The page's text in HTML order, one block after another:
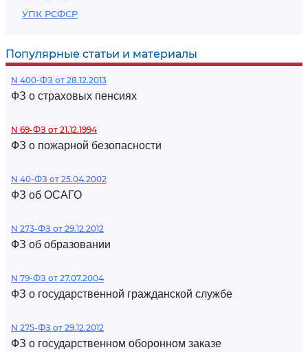
УПК РСФСР
Популярные статьи и материалы
N 400-ФЗ от 28.12.2013
ФЗ о страховых пенсиях
N 69-ФЗ от 21.12.1994
ФЗ о пожарной безопасности
N 40-ФЗ от 25.04.2002
ФЗ об ОСАГО
N 273-ФЗ от 29.12.2012
ФЗ об образовании
N 79-ФЗ от 27.07.2004
ФЗ о государственной гражданской службе
N 275-ФЗ от 29.12.2012
ФЗ о государственном оборонном заказе